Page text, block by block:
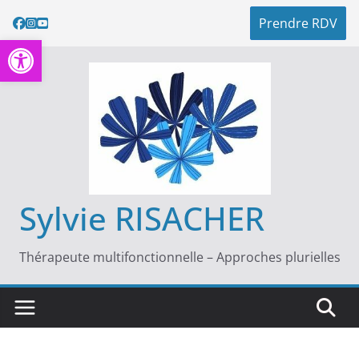
Ouvrir la barre d’outils
au
contenu
Prendre RDV
Sylvie RISACHER
Thérapeute multifonctionnelle – Approches plurielles